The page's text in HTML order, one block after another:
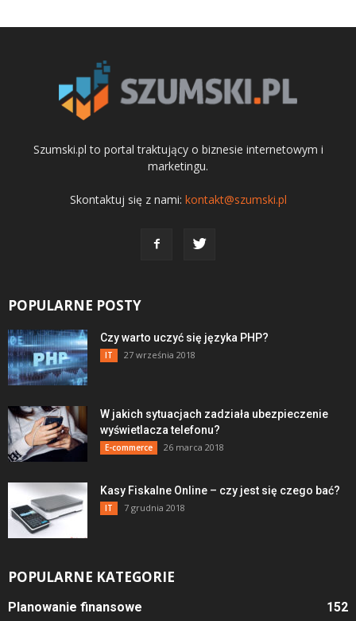
Szumski.pl to portal traktujący o biznesie internetowym i
marketingu.
Skontaktuj się z nami: kontakt@szumski.pl
POPULARNE POSTY
Czy warto uczyć się języka PHP?
IT 27 września 2018
W jakich sytuacjach zadziała ubezpieczenie
wyświetlacza telefonu?
E-commerce 26 marca 2018
Kasy Fiskalne Online – czy jest się czego bać?
IT 7 grudnia 2018
POPULARNE KATEGORIE
Planowanie finansowe 152